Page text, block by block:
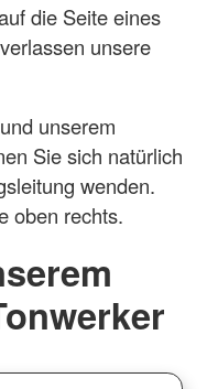
die Seite eines
unsere
unserem
Sie sich natürlich
wenden.
oben rechts.